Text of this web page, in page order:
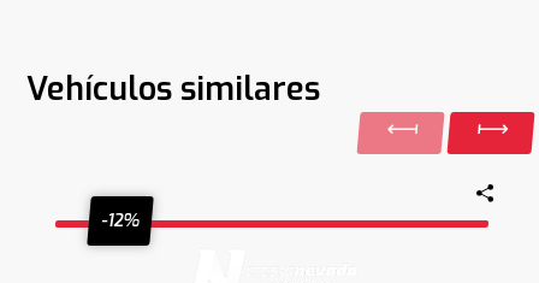
Vehículos similares
-12%